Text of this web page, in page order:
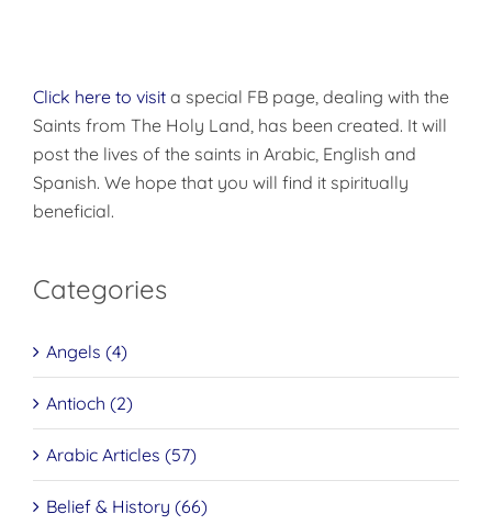
Click here to visit a special FB page, dealing with the
Saints from The Holy Land, has been created. It will
post the lives of the saints in Arabic, English and
Spanish. We hope that you will find it spiritually
beneficial.
Categories
Angels (4)
Antioch (2)
Arabic Articles (57)
Belief & History (66)